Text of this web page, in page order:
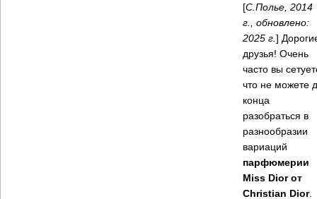
[С.Полье, 2014
г., обновлено:
2025 г. ]
друзья! Очень
часто вы
что не можете
конца
разобраться в
разнообразии
вариаций
парфюмерии
Miss Dior от
Christian Dior.